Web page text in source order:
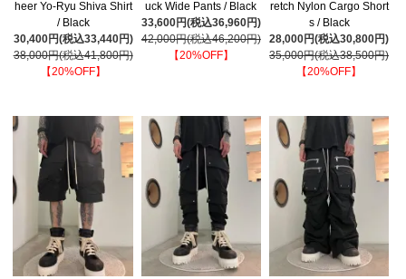
heer Yo-Ryu Shiva Shirt
/ Black
30,400円(税込33,440円)
38,000円(税込41,800円)
【20%OFF】
uck Wide Pants / Black
33,600円(税込36,960円)
42,000円(税込46,200円)
【20%OFF】
retch Nylon Cargo Short
s / Black
28,000円(税込30,800円)
35,000円(税込38,500円)
【20%OFF】